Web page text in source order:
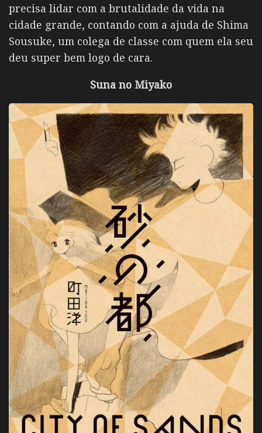
precisa lidar com a brutalidade da vida na
cidade grande, contando com a ajuda de Shima
Sousuke, um colega de classe com quem ela seu
deu super bem logo de cara.
Suna no Miyako